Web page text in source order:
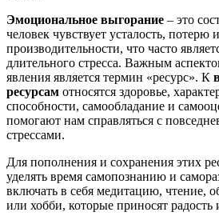
Эмоциональное выгорание – это
человек чувствует усталость, потерю
производительности, что часто
длительного стресса. Важным
явления является термин «ресурс». К
ресурсам относятся здоровье,
способности, самообладание и
помогают нам справляться с
стрессами.
Для пополнения и сохранения этих
уделять время самопознанию и
включать в себя медитацию, чтение,
или хобби, которые приносят радость